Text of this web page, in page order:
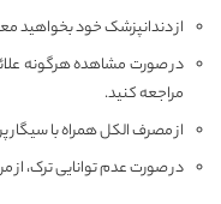
از دندانپزشک خود بخواهید
در صورت مشاهده هرگونه
مراجعه کنید.
از مصرف الکل همراه با سیگار
در صورت عدم توانایی ترک،